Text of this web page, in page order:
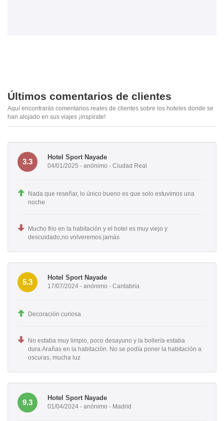
Últimos comentarios de clientes
Aquí encontrarás comentarios reales de clientes sobre los hoteles donde se
han alojado en sus viajes ¡inspírate!
3.3
Hotel Sport Nayade
04/01/2025 - anónimo - Ciudad Real
Nada que reseñar, lo único bueno es que solo estuvimos una
noche
Mucho frio en la habitación y el hotel es muy viejo y
descuidado,no volveremos jamás
5.3
Hotel Sport Nayade
17/07/2024 - anónimo - Cantabria
Decoración curiosa
No estaba muy limpio, poco desayuno y la bollería estaba
dura.Arañas en la habitaciòn. No se podía poner la habitación a
oscuras, mucha luz
9.3
Hotel Sport Nayade
01/04/2024 - anónimo - Madrid